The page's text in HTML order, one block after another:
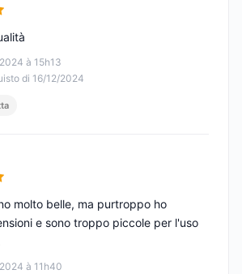
à 15h13
di 16/12/2024
à 11h40
molto belle, ma purtroppo ho
e sono troppo piccole per l'uso